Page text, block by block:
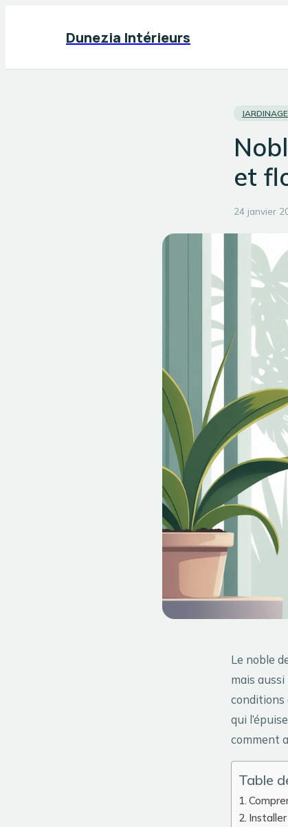
Dunezia Intérieurs
JARDINAGE
et
24 janvier
Le noble
mais
conditions
qui
comment
Table